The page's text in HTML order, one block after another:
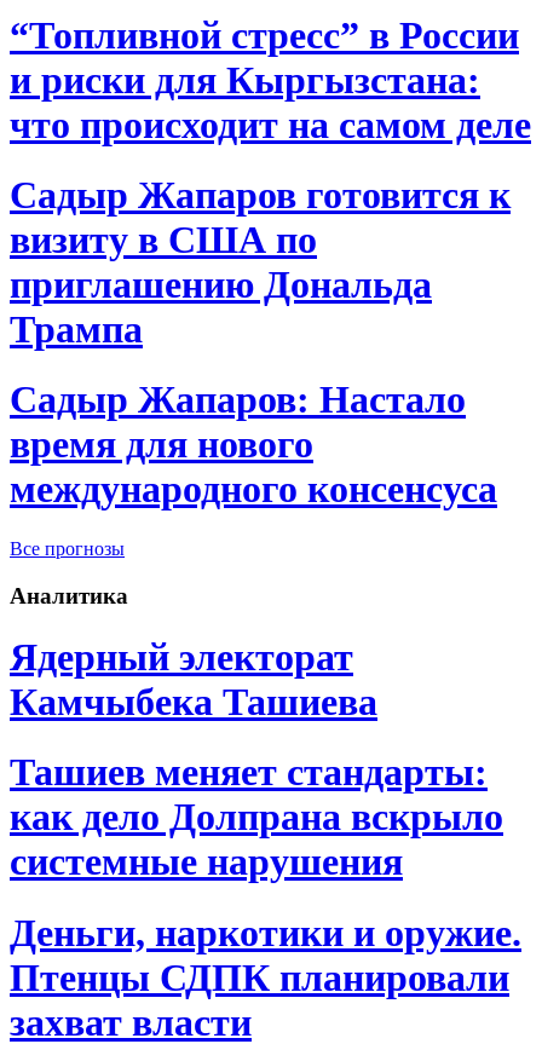
“Топливной стресс” в России
и риски для Кыргызстана:
что происходит на самом деле
Садыр Жапаров готовится к
визиту в США по
приглашению Дональда
Трампа
Садыр Жапаров: Настало
время для нового
международного консенсуса
Все прогнозы
Аналитика
Ядерный электорат
Камчыбека Ташиева
Ташиев меняет стандарты:
как дело Долпрана вскрыло
системные нарушения
Деньги, наркотики и оружие.
Птенцы СДПК планировали
захват власти